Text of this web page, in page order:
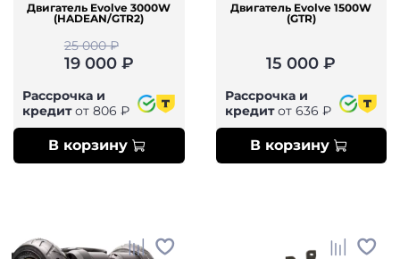
Двигатель Evolve 3000W
(HADEAN/GTR2)
25 000 ₽
19 000 ₽
Рассрочка и
кредитот 806 ₽
В корзину
Двигатель Evolve 1500W
(GTR)
15 000 ₽
Рассрочка и
кредитот 636 ₽
В корзину